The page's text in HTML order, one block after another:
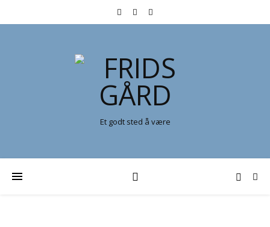
Et godt sted å være